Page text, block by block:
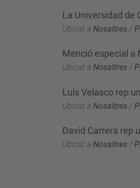
La Universidad de
Ubicat a Nosaltres /
Menció especial a
Ubicat a Nosaltres /
Luis Velasco rep
Ubicat a Nosaltres /
David Carrera rep
Ubicat a Nosaltres /